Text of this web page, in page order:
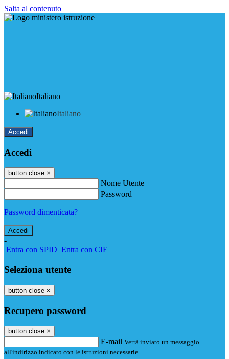
Salta al contenuto
Italiano
Italiano
Accedi
Accedi
button close ×
Nome Utente
Password
Password dimenticata?
-
Entra con SPID Entra con CIE
Seleziona utente
button close ×
Recupero password
button close ×
E-mail Verrà inviato un messaggio
all'indirizzo indicato con le istruzioni necessarie.